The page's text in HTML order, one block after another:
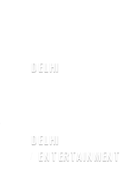
DELHI
DELHI
ENTERTAINMENT